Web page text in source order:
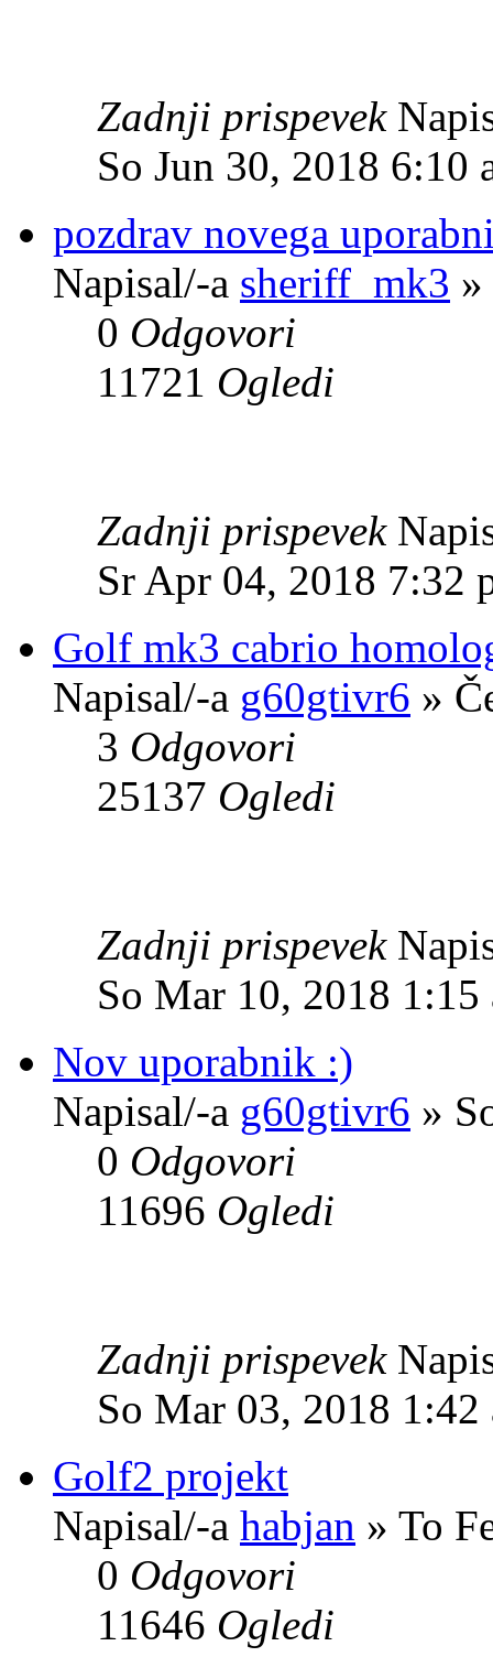
Zadnji prispevek
So Jun 30, 2018 6:10
pozdrav novega
Napisal/-a sheriff_mk3
0 Odgovori
11721 Ogledi
Zadnji prispevek
Sr Apr 04, 2018 7:32
Golf mk3 cabrio
Napisal/-a g60gtivr6 »
3 Odgovori
25137 Ogledi
Zadnji prispevek
So Mar 10, 2018 1:15
Nov uporabnik :)
Napisal/-a g60gtivr6 »
0 Odgovori
11696 Ogledi
Zadnji prispevek
So Mar 03, 2018 1:42
Golf2 projekt
Napisal/-a habjan » To
0 Odgovori
11646 Ogledi